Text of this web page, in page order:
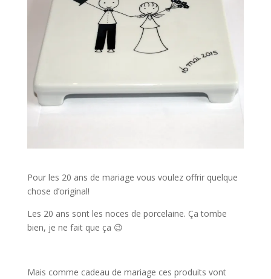
Pour les 20 ans de mariage vous voulez offrir quelque
chose d’original!
Les 20 ans sont les noces de porcelaine. Ça tombe
bien, je ne fait que ça 😉
Mais comme cadeau de mariage ces produits vont